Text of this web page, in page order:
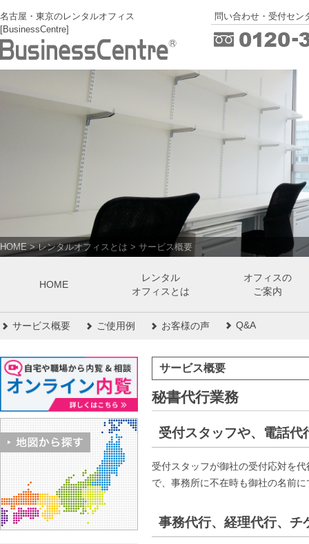
名古屋・東京のレンタルオフィス
[BusinessCentre]
問い合わせ・受付セン
HOME>レンタルオフィスとは > サービス概要
HOME
レンタル
オフィスとは
オフィスの
ご案内
サービス概要 ご使用例 お客様の声 Q&A
サービス概要
秘書代行業務
受付スタッフや、電話代
受付スタッフが御社の受付応対を
で、事務所に不在時も御社の名前
事務代行、経理代行、チ